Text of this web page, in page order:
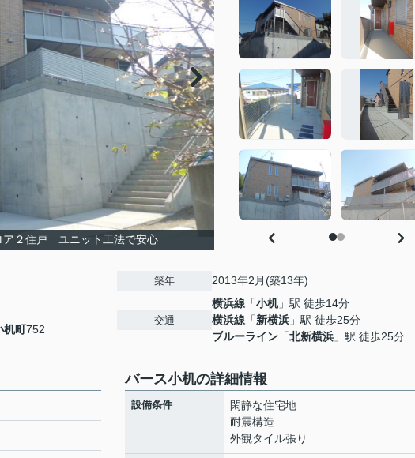
ア２住戸 ユニット工法で安心
机町752
築年 2013年2月(築13年)
交通
横浜線 「小机」駅 徒歩14分
横浜線 「新横浜 」駅 徒歩25分
ブルーライン 「北新横浜 」駅 徒歩25分
バース小机の詳細情報
設備条件
閑静な住宅地
耐震構造
外観タイル張り